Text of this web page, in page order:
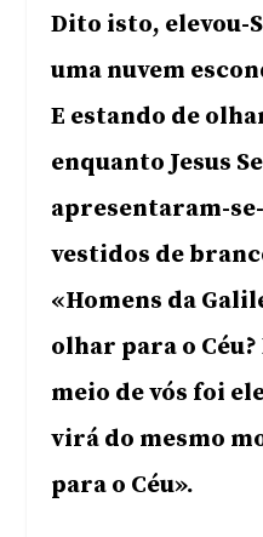
Dito isto, elevou-
uma nuvem
E estando de
enquanto Jesus
apresentaram-
vestidos de
«Homens da
olhar para o Céu?
meio de vós foi
virá do mesmo
para o Céu».